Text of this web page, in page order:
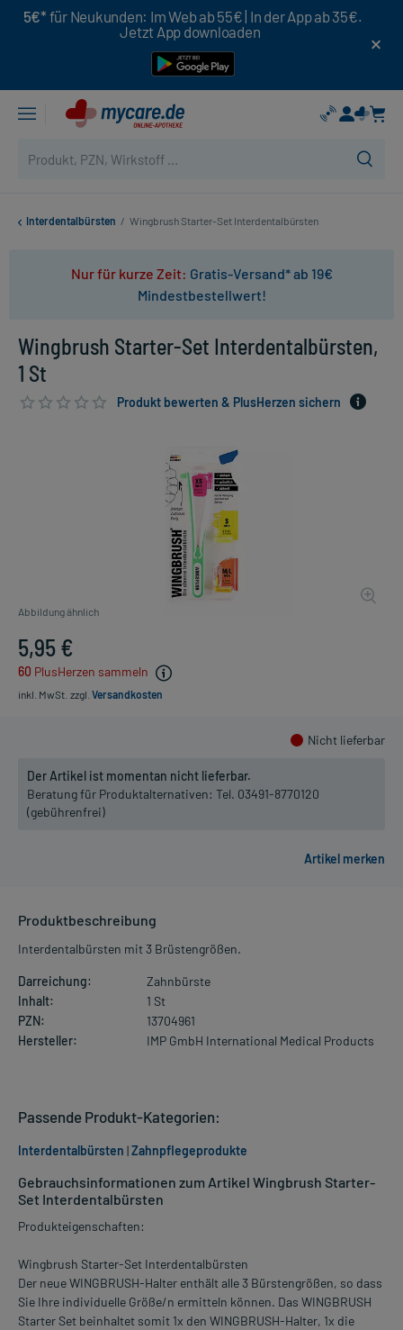
5€* für Neukunden: Im Web ab 55€ | In der App ab 35€.
Jetzt App downloaden
Interdentalbürsten / Wingbrush Starter-Set Interdentalbürsten
Nur für kurze Zeit: Gratis-Versand* ab 19€
Mindestbestellwert!
Wingbrush Starter-Set Interdentalbürsten,
1 St
Produkt bewerten & PlusHerzen sichern
Abbildung ähnlich
5,95 €
60 PlusHerzen sammeln
inkl. MwSt. zzgl. Versandkosten
Nicht lieferbar
Der Artikel ist momentan nicht lieferbar.
Beratung für Produktalternativen: Tel. 03491-8770120
(gebührenfrei)
Produktbeschreibung
Interdentalbürsten mit 3 Brüstengrößen.
Darreichung:
Zahnbürste
Inhalt:
1 St
PZN:
13704961
Hersteller:
IMP GmbH International Medical Products
Gebrauchsinformationen zum Artikel Wingbrush Starter-
Set Interdentalbürsten
Produkteigenschaften:
Wingbrush Starter-Set Interdentalbürsten
Der neue WINGBRUSH-Halter enthält alle 3 Bürstengrößen, so dass
Sie Ihre individuelle Größe/n ermitteln können. Das WINGBRUSH
Starter Set beinhaltet somit 1x den WINGBRUSH-Halter, 1x die
Passende Produkt-Kategorien:
Interdentalbürsten |Zahnpflegeprodukte